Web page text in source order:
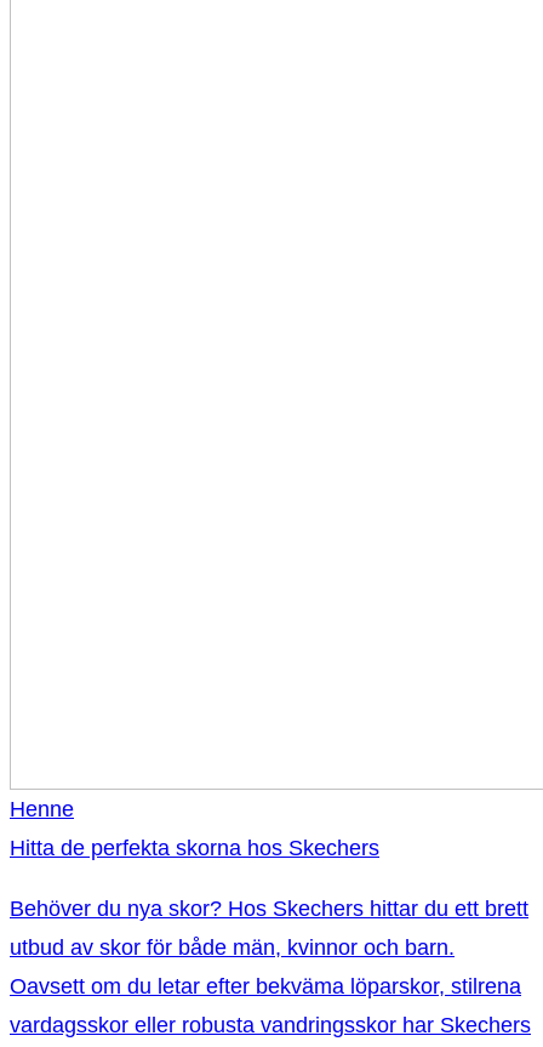
Henne
Hitta de perfekta skorna hos Skechers
Behöver du nya skor? Hos Skechers hittar du ett brett
utbud av skor för både män, kvinnor och barn.
Oavsett om du letar efter bekväma löparskor, stilrena
vardagsskor eller robusta vandringsskor har Skechers